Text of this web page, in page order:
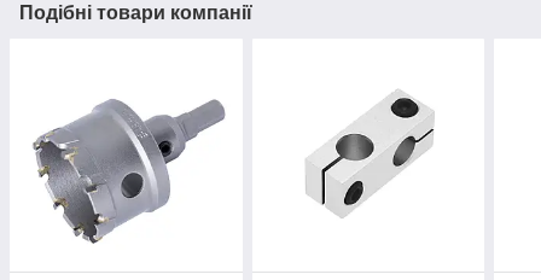
Подібні товари компанії